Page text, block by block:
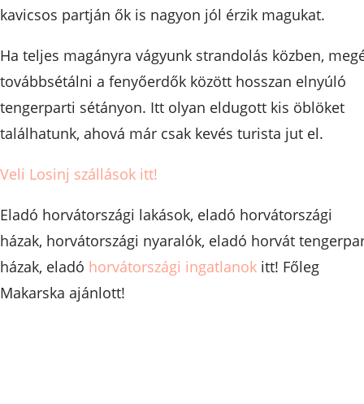
kavicsos partján ők is nagyon jól érzik magukat.
Ha teljes magányra vágyunk strandolás közben,
továbbsétálni a fenyőerdők között hosszan elnyúló
tengerparti sétányon. Itt olyan eldugott kis öblöket
találhatunk, ahová már csak kevés turista jut el.
Veli Losinj szállások itt!
Eladó horvátországi lakások, eladó horvátországi
házak, horvátországi nyaralók, eladó horvát
házak, eladó horvátországi ingatlanok itt! Főleg
Makarska ajánlott!